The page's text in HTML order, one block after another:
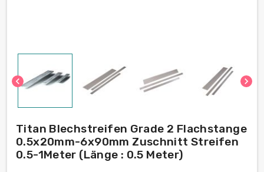
chevron_left chevron_right
Titan Blechstreifen Grade 2 Flachstange
0.5x20mm-6x90mm Zuschnitt Streifen
0.5-1Meter (Länge : 0.5 Meter)